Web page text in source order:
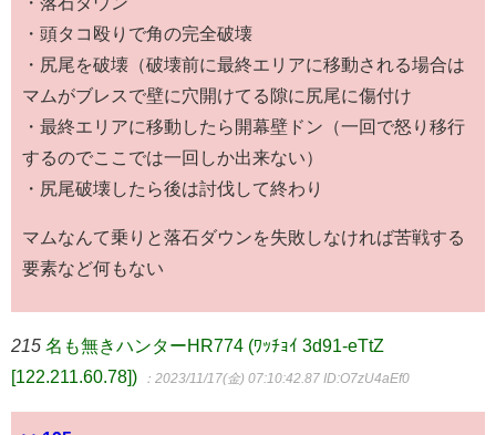
・頭タコ殴りで角の完全破壊
・尻尾を破壊（破壊前に最終エリアに移動される場合は
マムがブレスで壁に穴開けてる隙に尻尾に傷付け
・最終エリアに移動したら開幕壁ドン（一回で怒り移行
するのでここでは一回しか出来ない）
・尻尾破壊したら後は討伐して終わり
マムなんて乗りと落石ダウンを失敗しなければ苦戦する
要素など何もない
215 名も無きハンターHR774 (ﾜｯﾁｮｲ 3d91-eTtZ
[122.211.60.78])
：2023/11/17(金) 07:10:42.87 ID:O7zU4aEf0